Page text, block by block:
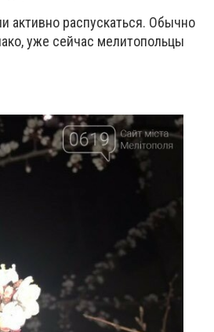
активно распускаться. Обычно
уже сейчас мелитопольцы